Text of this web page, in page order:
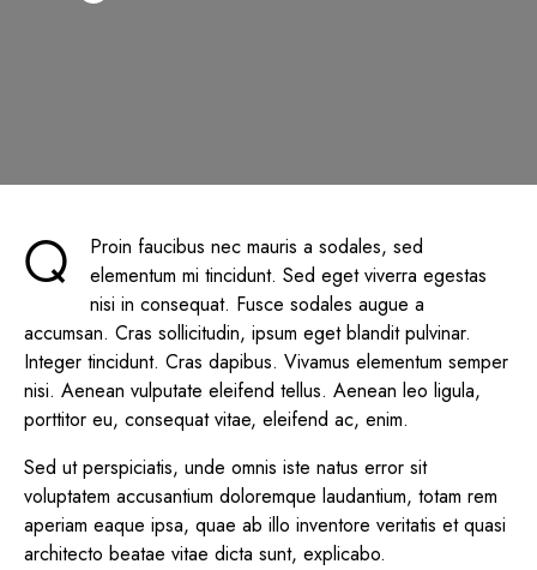
Q
Proin faucibus nec mauris a sodales, sed
elementum mi tincidunt. Sed eget viverra egestas
nisi in consequat. Fusce sodales augue a
accumsan. Cras sollicitudin, ipsum eget blandit pulvinar.
Integer tincidunt. Cras dapibus. Vivamus elementum semper
nisi. Aenean vulputate eleifend tellus. Aenean leo ligula,
porttitor eu, consequat vitae, eleifend ac, enim.
Sed ut perspiciatis, unde omnis iste natus error sit
voluptatem accusantium doloremque laudantium, totam rem
aperiam eaque ipsa, quae ab illo inventore veritatis et quasi
architecto beatae vitae dicta sunt, explicabo.